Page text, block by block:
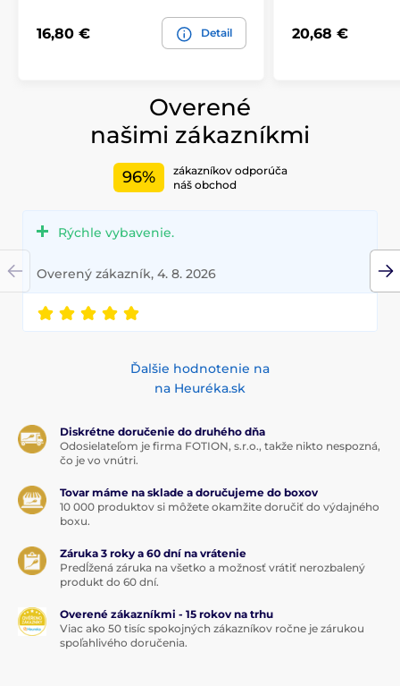
16,80 € Detail 20,68 €
Overené
našimi zákazníkmi
96%
zákazníkov odporúča
náš obchod
Rýchle vybavenie.
Overený zákazník, 4. 8. 2026
Ďalšie hodnotenie na
na Heuréka.sk
Diskrétne doručenie do druhého dňa
Odosielateľom je firma FOTION, s.r.o., takže nikto nespozná,
čo je vo vnútri.
Tovar máme na sklade a doručujeme do boxov
10 000 produktov si môžete okamžite doručiť do výdajného
boxu.
Záruka 3 roky a 60 dní na vrátenie
Predĺžená záruka na všetko a možnosť vrátiť nerozbalený
produkt do 60 dní.
Overené zákazníkmi - 15 rokov na trhu
Viac ako 50 tisíc spokojných zákazníkov ročne je zárukou
spoľahlivého doručenia.